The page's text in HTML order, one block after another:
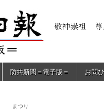
防共新聞＝電子版＝ お問
まつり